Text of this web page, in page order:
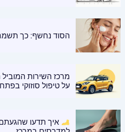
הסוד נחשף: כך
מרכז השירות
על טיפול סוזוקי
איך תדעו